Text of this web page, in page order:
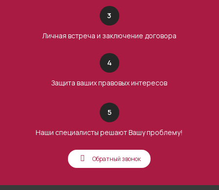
3
Личная встреча и заключение договора
4
Защита ваших правовых интересов
5
Наши специалисты решают Вашу проблему!
Обратный звонок